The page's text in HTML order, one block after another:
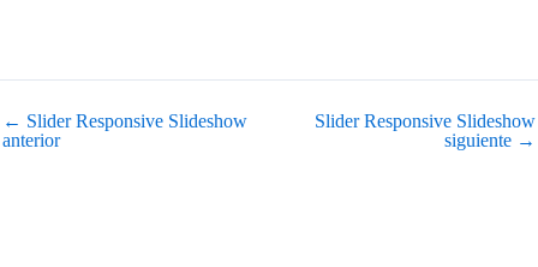
← Slider Responsive Slideshow
anterior
Slider Responsive Slideshow
siguiente →